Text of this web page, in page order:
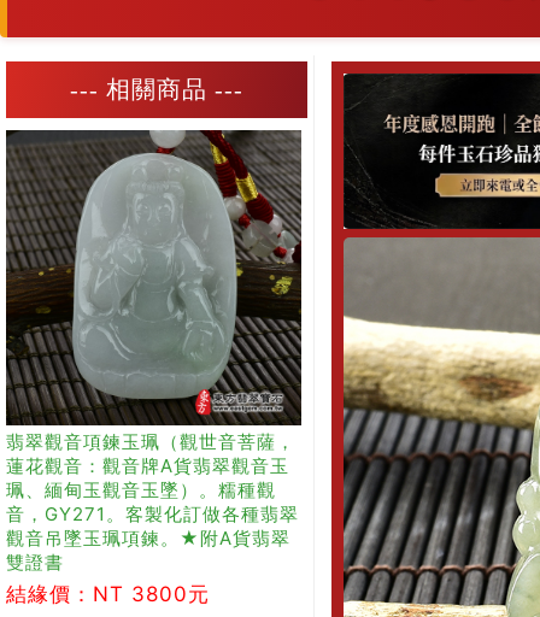
--- 相關商品 ---
翡翠觀音項鍊玉珮（觀世音菩薩，
蓮花觀音：觀音牌A貨翡翠觀音玉
珮、緬甸玉觀音玉墜）。糯種觀
音，GY271。客製化訂做各種翡翠
觀音吊墜玉珮項鍊。★附A貨翡翠
雙證書
結緣價：NT 3800元